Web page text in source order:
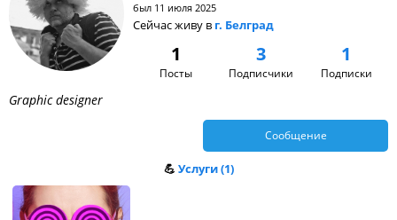
был 11 июля 2025
Сейчас живу в г. Белград
1
Посты
3
Подписчики
1
Подписки
Graphic designer
Сообщение
💪 Услуги (1)